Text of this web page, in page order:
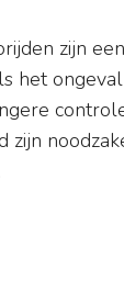
zijn
het
zijn